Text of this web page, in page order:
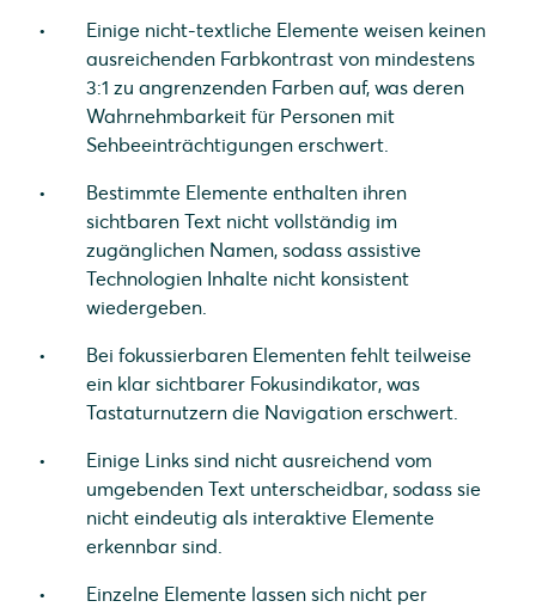
Einige nicht-textliche Elemente weisen keinen
ausreichenden Farbkontrast von mindestens
3:1 zu angrenzenden Farben auf, was deren
Wahrnehmbarkeit für Personen mit
Sehbeeinträchtigungen erschwert.
Bestimmte Elemente enthalten ihren
sichtbaren Text nicht vollständig im
zugänglichen Namen, sodass assistive
Technologien Inhalte nicht konsistent
wiedergeben.
Bei fokussierbaren Elementen fehlt teilweise
ein klar sichtbarer Fokusindikator, was
Tastaturnutzern die Navigation erschwert.
Einige Links sind nicht ausreichend vom
umgebenden Text unterscheidbar, sodass sie
nicht eindeutig als interaktive Elemente
erkennbar sind.
Einzelne Elemente lassen sich nicht per